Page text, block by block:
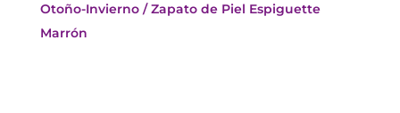
Otoño-Invierno/ Zapato de Piel Espiguette
Marrón